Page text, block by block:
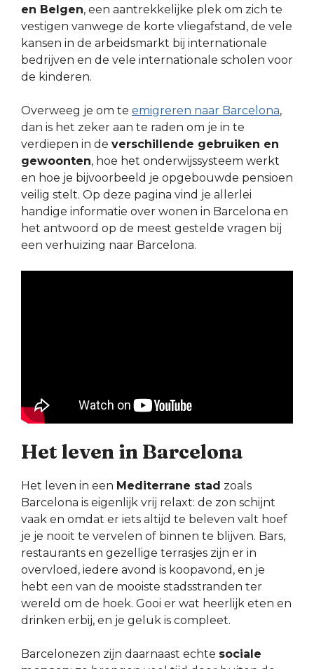
en Belgen, een aantrekkelijke plek om zich te
vestigen vanwege de korte vliegafstand, de vele
kansen in de arbeidsmarkt bij internationale
bedrijven en de vele internationale scholen voor
de kinderen.
Overweeg je om te emigreren naar Barcelona,
dan is het zeker aan te raden om je in te
verdiepen in de verschillende gebruiken en
gewoonten, hoe het onderwijssysteem werkt
en hoe je bijvoorbeeld je opgebouwde pensioen
veilig stelt. Op deze pagina vind je allerlei
handige informatie over wonen in Barcelona en
het antwoord op de meest gestelde vragen bij
een verhuizing naar Barcelona.
Het leven in Barcelona
Het leven in een Mediterrane stad zoals
Barcelona is eigenlijk vrij relaxt: de zon schijnt
vaak en omdat er iets altijd te beleven valt hoef
je je nooit te vervelen of binnen te blijven. Bars,
restaurants en gezellige terrasjes zijn er in
overvloed, iedere avond is koopavond, en je
hebt een van de mooiste stadsstranden ter
wereld om de hoek. Gooi er wat heerlijk eten en
drinken erbij, en je geluk is compleet.
Barcelonezen zijn daarnaast echte sociale